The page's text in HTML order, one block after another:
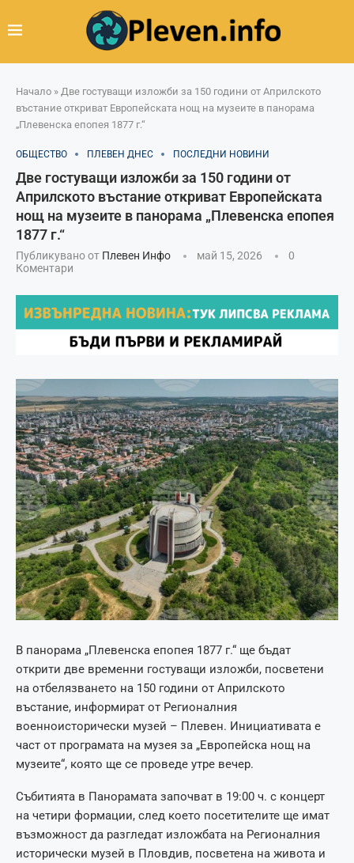
Начало » Две гостуващи изложби за 150 години от Априлското
въстание откриват Европейската нощ на музеите в панорама
„Плевенска епопея 1877 г.“
ОБЩЕСТВО ПЛЕВЕН ДНЕС ПОСЛЕДНИ НОВИНИ
Две гостуващи изложби за 150 години от
Априлското въстание откриват Европейската
нощ на музеите в панорама „Плевенска епопея
1877 г.“
Публикувано от Плевен Инфо май 15, 2026
0
Коментари
В панорама „Плевенска епопея 1877 г.“ ще бъдат
открити две временни гостуващи изложби, посветени
на отбелязването на 150 години от Априлското
въстание, информират от Регионалния
военноисторически музей – Плевен. Инициативата е
част от програмата на музея за „Европейска нощ на
музеите“, която ще се проведе утре вечер.
Събитията в Панорамата започват в 19:00 ч. с концерт
на четири формации, след което посетителите ще имат
възможност да разгледат изложбата на Регионалния
исторически музей в Пловдив, посветена на живота и